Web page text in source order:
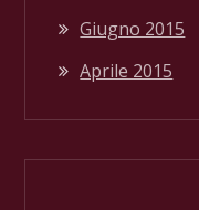
Giugno 2015
Aprile 2015